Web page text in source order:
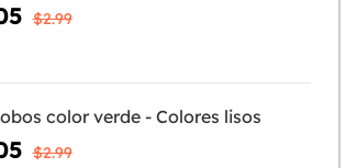
$2.99
color verde - Colores lisos
$2.99